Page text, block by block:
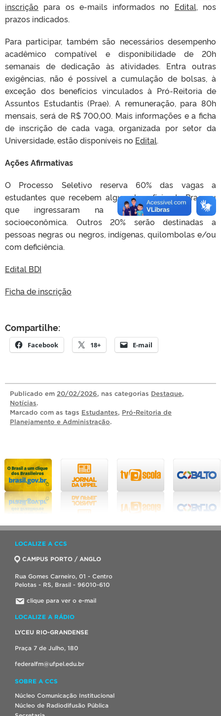
inscrição para os e-mails informados no Edital, nos
prazos indicados.
Para participar, também são necessários desempenho
acadêmico compatível e disponibilidade de 20h
semanais de dedicação às atividades. Entra outras
exigências, não é possível a cumulação de bolsas, à
exceção dos benefícios vinculados à Pró-Reitoria de
Assuntos Estudantis (Prae). A remuneração, para 80h
mensais, será de R$ 700,00. Mais informações e a ficha
de inscrição de cada vaga, organizada por setor da
Universidade, estão disponíveis no Edital.
Ações Afirmativas
O Processo Seletivo reserva 60% das vagas a
estudantes que recebem algum benefício da Prae ou
que ingressaram na Instituição por cota
socioeconômica. Outros 20% serão destinadas a
pessoas negras ou negros, indígenas, quilombolas e/ou
com deficiência.
Edital BDI
Ficha de inscrição
Compartilhe:
Facebook 18+ E-mail
Publicado em 20/02/2026, nas categorias Destaque,
Notícias.
Marcado com as tags Estudantes, Pró-Reitoria de
Planejamento e Administração.
LOCALIZE A CCS
CAMPUS PORTO / ANGLO
Rua Gomes Carneiro, 01 - Centro
Pelotas - RS, Brasil - 96010-610
clique para ver o e-mail
LOCALIZE A RÁDIO
LYCEU RIO-GRANDENSE
Praça 7 de Julho, 180
federalfm@ufpel.edu.br
SOBRE A CCS
Núcleo Comunicação Institucional
Núcleo de Radiodifusão Pública